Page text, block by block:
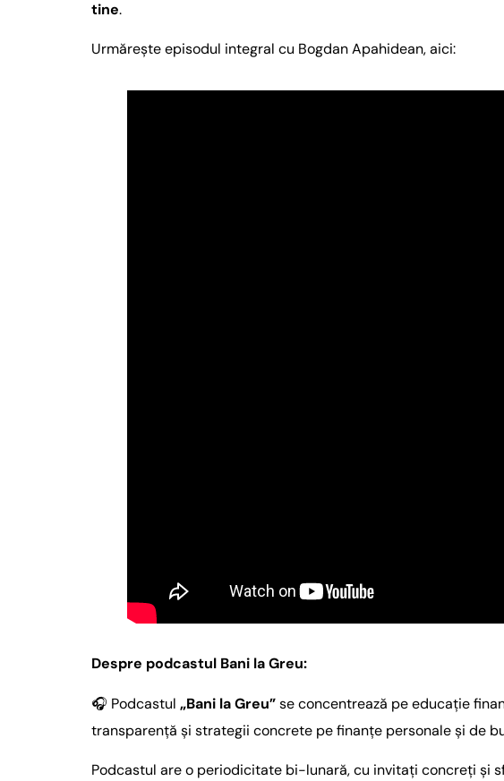
tine.
Urmărește episodul integral cu Bogdan Apahidean, aici:
Despre podcastul Bani la Greu:
🎧 Podcastul „Bani la Greu”se concentrează pe educație
transparență și strategii concrete pe finanțe personale și de
Podcastul are o periodicitate bi-lunară, cu invitați concreți și